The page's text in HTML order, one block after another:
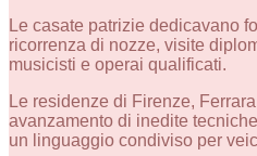
Le casate patrizie dedicavano
ricorrenza di nozze, visite
musicisti e operai qualificati.
Le residenze di Firenze,
avanzamento di inedite
un linguaggio condiviso per